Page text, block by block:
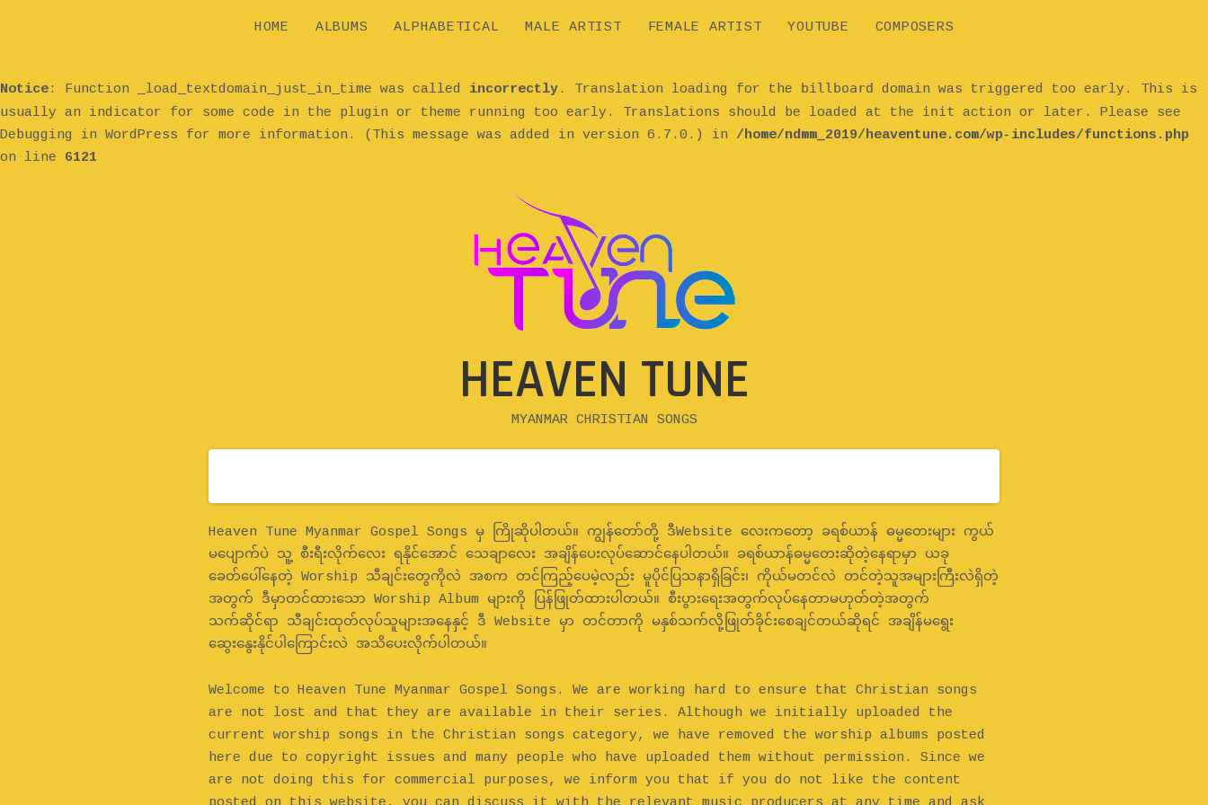
Notice: Function _load_textdomain_just_in_time was called incorrectly. Translation loading for the billboard domain was triggered too early. This is
usually an indicator for some code in the plugin or theme running too early. Translations should be loaded at the init action or later. Please see
Debugging in WordPress for more information. (This message was added in version 6.7.0.) in /home/ndmm_2019/heaventune.com/wp-includes/functions.php
on line 6121
HEAVEN TUNE
MYANMAR CHRISTIAN SONGS
HOME ALBUMS ALPHABETICAL MALE ARTIST FEMALE ARTIST YOUTUBE COMPOSERS
Home
Heaven Tune Myanmar Gospel Songs မှ ကြိုဆိုပါတယ်။ ကျွန်တော်တို့ ဒီWebsite လေးကတော့ ခရစ်ယာန် ဓမ္မတေးများ ကွယ်
မပျောက်ပဲ သူ့ စီးရီးလိုက်လေး ရနိုင်အောင် သေချာလေး အချိန်ပေးလုပ်ဆောင်နေပါတယ်။ ခရစ်ယာန်ဓမ္မတေးဆိုတဲ့နေရာမှာ ယခု
ခေတ်ပေါ်နေတဲ့ Worship သီချင်းတွေကိုလဲ အစက တင်ကြည့်ပေမဲ့လည်း မူပိုင်ပြသနာရှိခြင်း၊ ကိုယ်မတင်လဲ တင်တဲ့သူအများကြီးလဲရှိတဲ့
အတွက် ဒီမှာတင်ထားသော Worship Album များကို ပြန်ဖြုတ်ထားပါတယ်။ စီးပွားရေးအတွက်လုပ်နေတာမဟုတ်တဲ့အတွက်
သက်ဆိုင်ရာ သီချင်းထုတ်လုပ်သူများအနေနှင့် ဒီ Website မှာ တင်တာကို မနှစ်သက်လို့ဖြုတ်ခိုင်းစေချင်တယ်ဆိုရင် အချိန်မရွေး
ဆွေးနွေးနိုင်ပါကြောင်းလဲ အသိပေးလိုက်ပါတယ်။
Welcome to Heaven Tune Myanmar Gospel Songs. We are working hard to ensure that Christian songs
are not lost and that they are available in their series. Although we initially uploaded the
current worship songs in the Christian songs category, we have removed the worship albums posted
here due to copyright issues and many people who have uploaded them without permission. Since we
are not doing this for commercial purposes, we inform you that if you do not like the content